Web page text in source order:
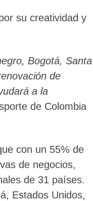
su creatividad y
Bogotá, Santa
de
a la
de Colombia
con un 55% de
de negocios,
de 31 países.
Estados Unidos,